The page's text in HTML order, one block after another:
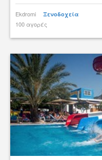
Ekdromi Ξενοδοχεία
100 αγορές